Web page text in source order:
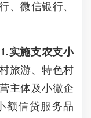
、微信银行、
1.实施支农支小
旅游、特色村
主体及小微企
额信贷服务品